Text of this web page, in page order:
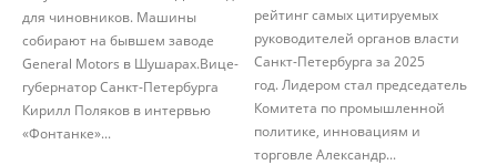
для чиновников. Машины
собирают на бывшем заводе
General Motors в Шушарах.Вице-
губернатор Санкт-Петербурга
Кирилл Поляков в интервью
«Фонтанке»...
рейтинг самых цитируемых
руководителей органов власти
Санкт-Петербурга за 2025
год. Лидером стал председатель
Комитета по промышленной
политике, инновациям и
торговле Александр...